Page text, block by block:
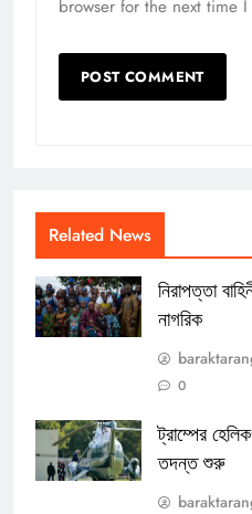
browser for the next time I
Related News
নিরাপত্তা
নাগরিক
0
ট্রাম্পের
তদন্ত শুরু